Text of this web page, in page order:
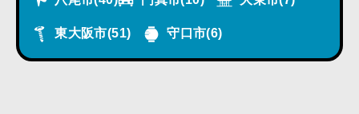
東大阪市(51) 守口市(6)